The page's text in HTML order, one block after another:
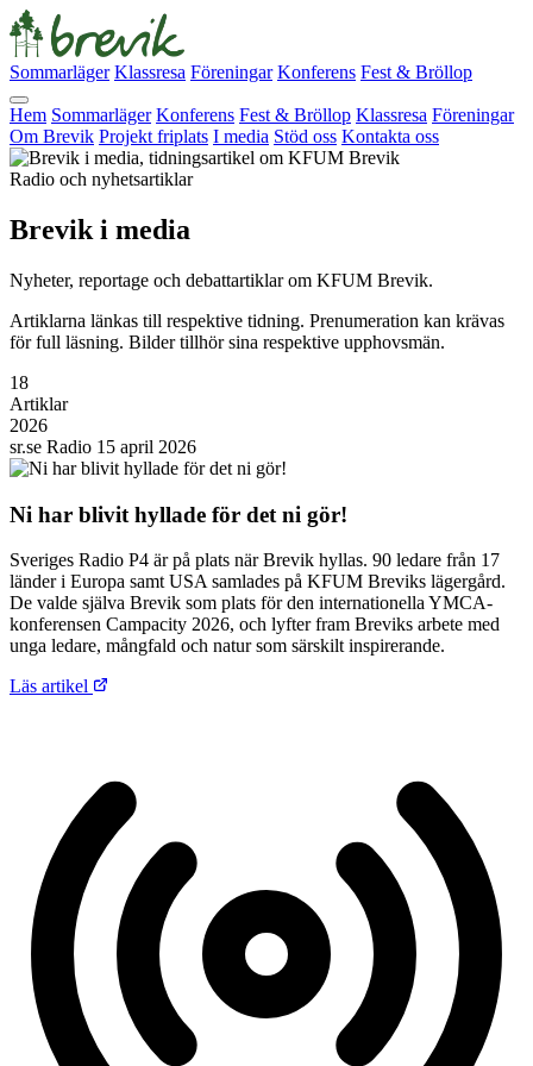
Sommarläger Klassresa Föreningar Konferens Fest & Bröllop
Hem Sommarläger Konferens Fest & Bröllop Klassresa Föreningar
Om Brevik Projekt friplats I media Stöd oss Kontakta oss
Radio och nyhetsartiklar
Brevik i media
Nyheter, reportage och debattartiklar om KFUM Brevik.
Artiklarna länkas till respektive tidning. Prenumeration kan krävas
för full läsning. Bilder tillhör sina respektive upphovsmän.
18
Artiklar
2026
sr.se Radio 15 april 2026
Ni har blivit hyllade för det ni gör!
Sveriges Radio P4 är på plats när Brevik hyllas. 90 ledare från 17
länder i Europa samt USA samlades på KFUM Breviks lägergård.
De valde själva Brevik som plats för den internationella YMCA-
konferensen Campacity 2026, och lyfter fram Breviks arbete med
unga ledare, mångfald och natur som särskilt inspirerande.
Läs artikel